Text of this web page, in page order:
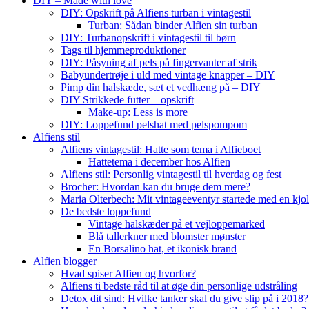
DIY: Opskrift på Alfiens turban i vintagestil
Turban: Sådan binder Alfien sin turban
DIY: Turbanopskrift i vintagestil til børn
Tags til hjemmeproduktioner
DIY: Påsyning af pels på fingervanter af strik
Babyundertrøje i uld med vintage knapper – DIY
Pimp din halskæde, sæt et vedhæng på – DIY
DIY Strikkede futter – opskrift
Make-up: Less is more
DIY: Loppefund pelshat med pelspompom
Alfiens stil
Alfiens vintagestil: Hatte som tema i Alfieboet
Hattetema i december hos Alfien
Alfiens stil: Personlig vintagestil til hverdag og fest
Brocher: Hvordan kan du bruge dem mere?
Maria Olterbech: Mit vintageeventyr startede med en
De bedste loppefund
Vintage halskæder på et vejloppemarked
Blå tallerkner med blomster mønster
En Borsalino hat, et ikonisk brand
Alfien blogger
Hvad spiser Alfien og hvorfor?
Alfiens ti bedste råd til at øge din personlige udstråling
Detox dit sind: Hvilke tanker skal du give slip på i 2018?